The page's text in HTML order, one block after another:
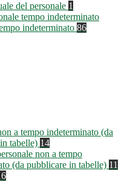
del personale 1
tempo indeterminato
indeterminato 86
a tempo indeterminato (da
tabelle) 14
non a tempo
(da pubblicare in tabelle) 11